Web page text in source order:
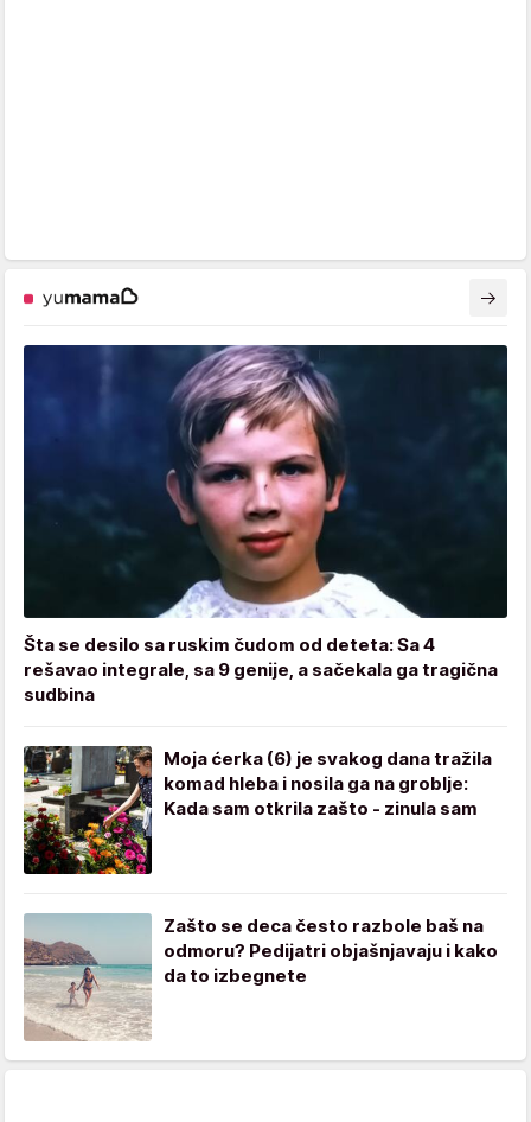
Šta se desilo sa ruskim čudom od deteta: Sa 4
rešavao integrale, sa 9 genije, a sačekala ga tragična
sudbina
Moja ćerka (6) je svakog dana tražila
komad hleba i nosila ga na groblje:
Kada sam otkrila zašto - zinula sam
Zašto se deca često razbole baš na
odmoru? Pedijatri objašnjavaju i kako
da to izbegnete